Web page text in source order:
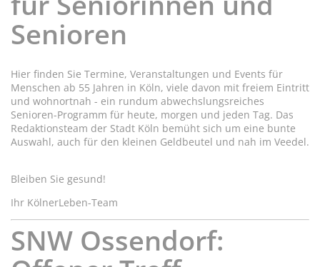
Senioren
Hier finden Sie Termine, Veranstaltungen und Events für
Menschen ab 55 Jahren in Köln, viele davon mit freiem Eintritt
und wohnortnah - ein rundum abwechslungsreiches
Senioren-Programm für heute, morgen und jeden Tag. Das
Redaktionsteam der Stadt Köln bemüht sich um eine bunte
Auswahl, auch für den kleinen Geldbeutel und nah im Veedel.
Bleiben Sie gesund!
Ihr KölnerLeben-Team
SNW Ossendorf: